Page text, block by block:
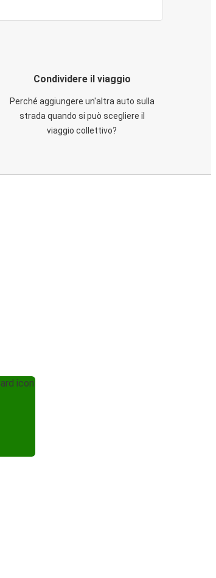
Condividere il viaggio
Perché aggiungere un'altra auto sulla
strada quando si può scegliere il
viaggio collettivo?